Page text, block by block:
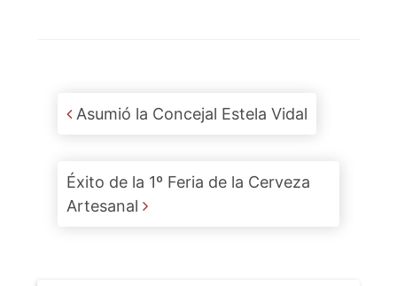
Post navigation
Asumió la Concejal Estela Vidal
Éxito de la 1º Feria de la Cerveza
Artesanal